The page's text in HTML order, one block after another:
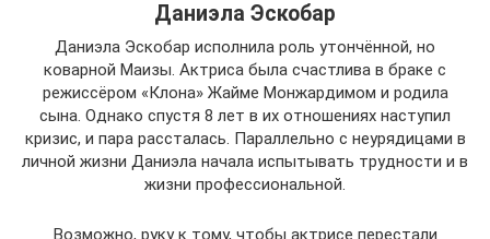
Даниэла Эскобар
Даниэла Эскобар исполнила роль утончённой, но
коварной Маизы. Актриса была счастлива в браке с
режиссёром «Клона» Жайме Монжардимом и родила
сына. Однако спустя 8 лет в их отношениях наступил
кризис, и пара рассталась. Параллельно с неурядицами в
личной жизни Даниэла начала испытывать трудности и в
жизни профессиональной.
Возможно, руку к тому, чтобы актрисе перестали